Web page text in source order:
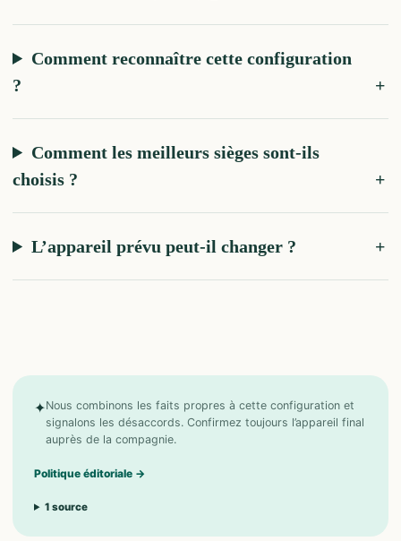
Comment reconnaître cette configuration
?
Comment les meilleurs sièges sont-ils
choisis ?
L’appareil prévu peut-il changer ?
✦Nous combinons les faits propres à cette configuration et
signalons les désaccords. Confirmez toujours l’appareil final
auprès de la compagnie.
Politique éditoriale →
1 source